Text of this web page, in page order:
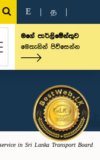
E த
මගේ පාර්ලිමේන්තුව
මෙතැනින් පිවිසෙන්න
service in Sri Lanka Transport Board